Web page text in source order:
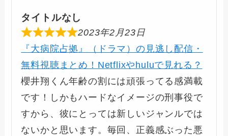
タイトルなし
2023年2月23日
『大病院占拠』（ドラマ）の見逃し配信・
無料視聴まとめ！Netflixやhuluで見れる？
櫻井翔くん年齢の割には頑張ってる感満載
です！しかもハードなイメージの刑事役で
すから、彼にとっては新しいジャンルでは
ないかと思います。毎回、正義感ぶった悪